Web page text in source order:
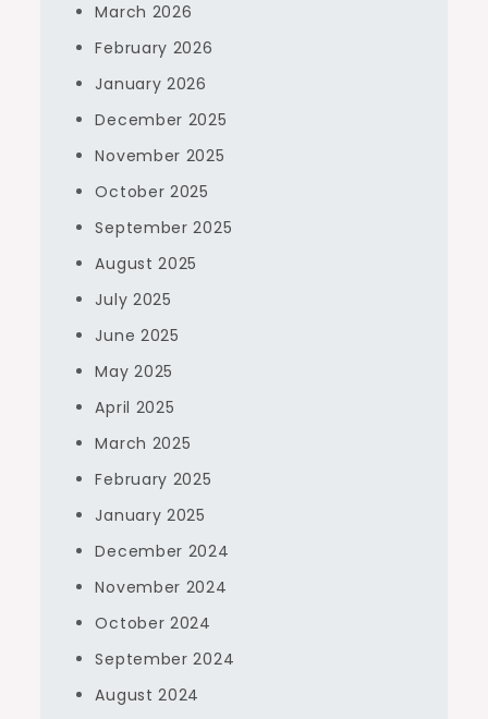
March 2026
February 2026
January 2026
December 2025
November 2025
October 2025
September 2025
August 2025
July 2025
June 2025
May 2025
April 2025
March 2025
February 2025
January 2025
December 2024
November 2024
October 2024
September 2024
August 2024